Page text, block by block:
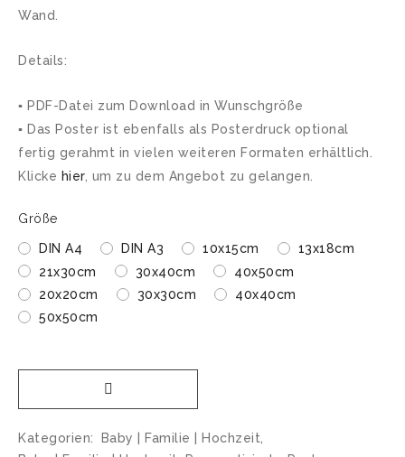
Wand.
Details:
▪ PDF-Datei zum Download in Wunschgröße
▪ Das Poster ist ebenfalls als Posterdruck optional
fertig gerahmt in vielen weiteren Formaten erhältlich.
Klicke hier, um zu dem Angebot zu gelangen.
Größe
DIN A4 DIN A3 10x15cm
13x18cm
21x30cm
30x40cm
40x50cm
20x20cm
30x30cm
40x40cm
50x50cm
Kategorien: Baby | Familie | Hochzeit,